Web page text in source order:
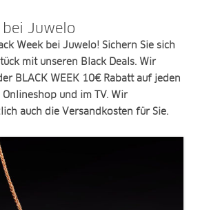
bei Juwelo
Week bei Juwelo! Sichern Sie sich
mit unseren Black Deals. Wir
BLACK WEEK 10€ Rabatt auf jeden
und im TV. Wir
auch die Versandkosten für Sie.